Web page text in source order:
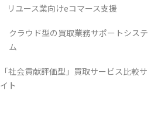
リユース業向けeコマース支援
クラウド型の買取業務サポートシステ
ム
「社会貢献評価型」買取サービス比較サ
イト